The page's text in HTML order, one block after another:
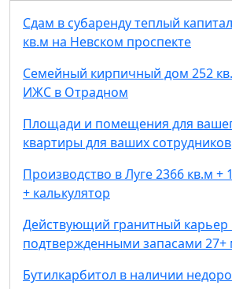
Сдам в субаренду теплый
кв.м на Невском проспекте
Семейный кирпичный дом 252
ИЖС в Отрадном
Площади и помещения для
квартиры для ваших сотрудников
Производство в Луге 2366 кв.м +
+ калькулятор
Действующий гранитный карьер
подтвержденными запасами 27+
Бутилкарбитол в наличии